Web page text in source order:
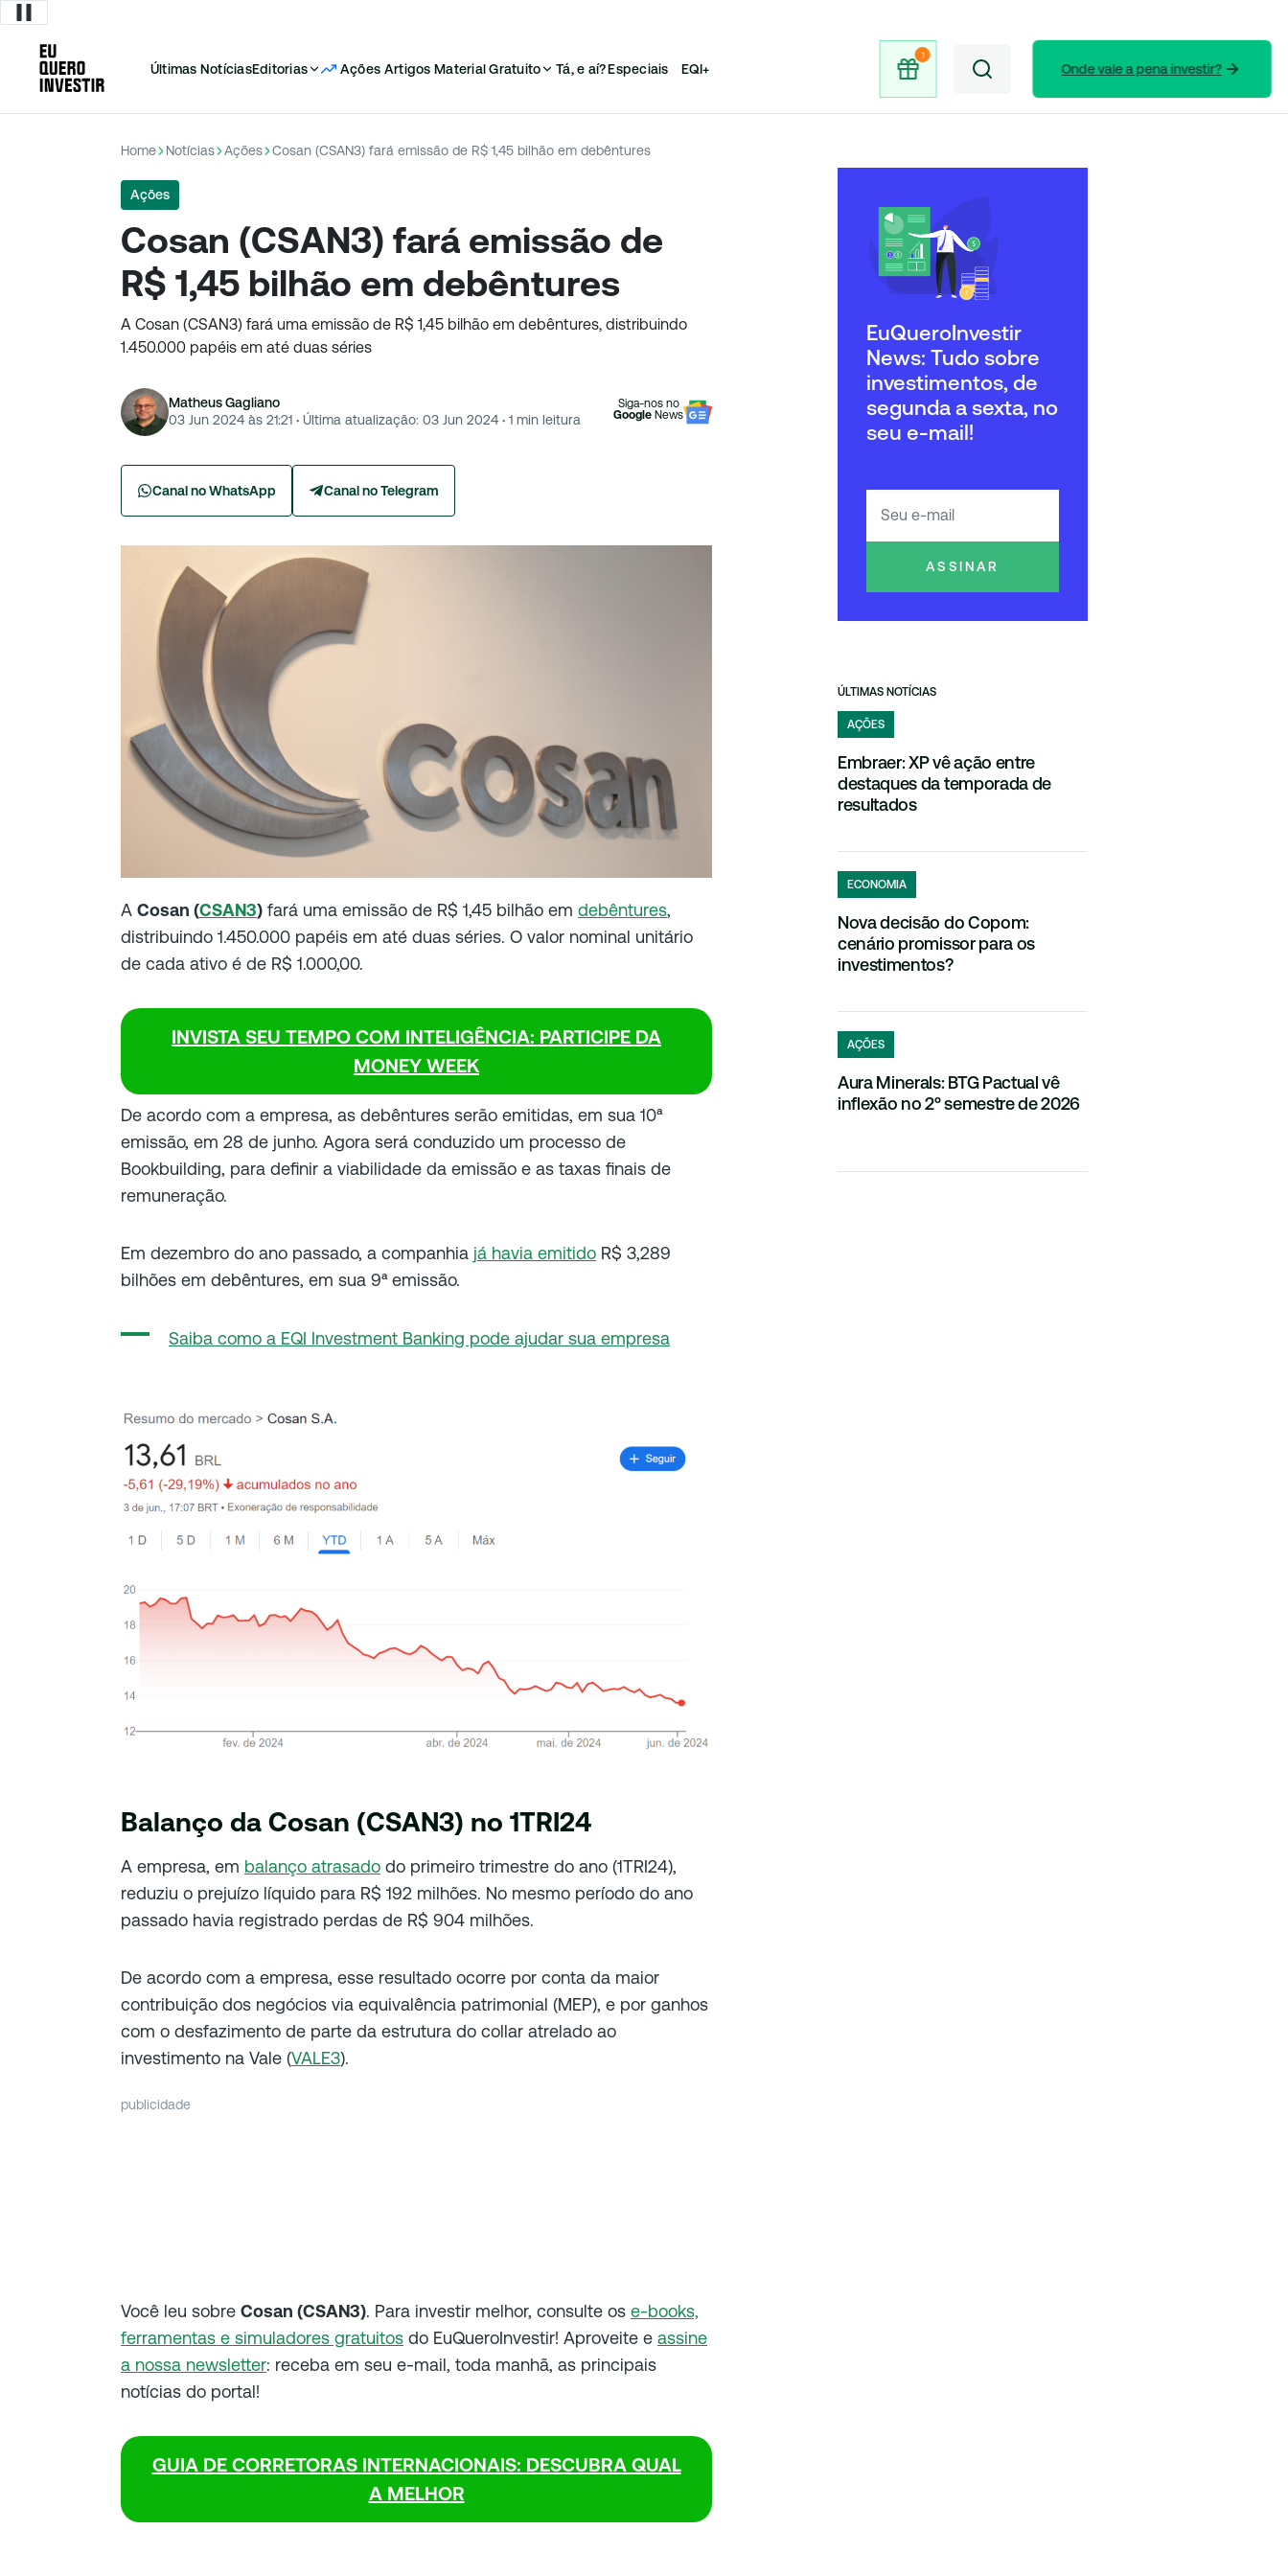
Últimas NotíciasEditorias Ações Artigos Material Gratuito Tá, e aí?Especiais EQI+ Onde vale a pena investir?
Home Notícias Ações Cosan (CSAN3) fará emissão de R$ 1,45 bilhão em debêntures
Ações
Cosan (CSAN3) fará emissão de
R$ 1,45 bilhão em debêntures
A Cosan (CSAN3) fará uma emissão de R$ 1,45 bilhão em debêntures, distribuindo
1.450.000 papéis em até duas séries
Matheus Gagliano
03 Jun 2024 às 21:21 · Última atualização: 03 Jun 2024 · 1 min leitura
Siga-nos no
Google News
Canal no WhatsApp Canal no Telegram
A Cosan (CSAN3) fará uma emissão de R$ 1,45 bilhão em debêntures,
distribuindo 1.450.000 papéis em até duas séries. O valor nominal unitário
de cada ativo é de R$ 1.000,00.
INVISTA SEU TEMPO COM INTELIGÊNCIA: PARTICIPE DA
MONEY WEEK
De acordo com a empresa, as debêntures serão emitidas, em sua 10ª
emissão, em 28 de junho. Agora será conduzido um processo de
Bookbuilding, para definir a viabilidade da emissão e as taxas finais de
remuneração.
Em dezembro do ano passado, a companhia já havia emitido R$ 3,289
bilhões em debêntures, em sua 9ª emissão.
Saiba como a EQI Investment Banking pode ajudar sua empresa
Balanço da Cosan (CSAN3) no 1TRI24
A empresa, em balanço atrasado do primeiro trimestre do ano (1TRI24),
reduziu o prejuízo líquido para R$ 192 milhões. No mesmo período do ano
passado havia registrado perdas de R$ 904 milhões.
De acordo com a empresa, esse resultado ocorre por conta da maior
contribuição dos negócios via equivalência patrimonial (MEP), e por ganhos
com o desfazimento de parte da estrutura do collar atrelado ao
investimento na Vale (VALE3).
publicidade
Você leu sobre Cosan (CSAN3). Para investir melhor, consulte os e-books,
ferramentas e simuladores gratuitos do EuQueroInvestir! Aproveite e assine
a nossa newsletter: receba em seu e-mail, toda manhã, as principais
notícias do portal!
GUIA DE CORRETORAS INTERNACIONAIS: DESCUBRA QUAL
A MELHOR
EuQueroInvestir
News: Tudo sobre
investimentos, de
segunda a sexta, no
seu e-mail!
ASSINAR
ÚLTIMAS NOTÍCIAS
AÇÕES
Embraer: XP vê ação entre
destaques da temporada de
resultados
ECONOMIA
Nova decisão do Copom:
cenário promissor para os
investimentos?
AÇÕES
Aura Minerals: BTG Pactual vê
inflexão no 2º semestre de 2026